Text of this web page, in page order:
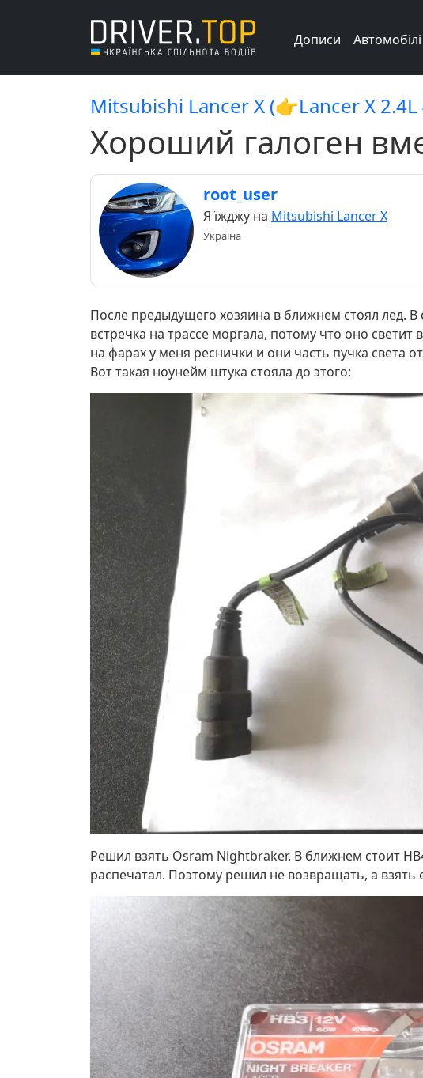
Дописи Автомобілі
Mitsubishi Lancer X (👉Lancer X 2.4L
Хороший галоген
root_user
Я їжджу на Mitsubishi Lancer X
Україна
После предыдущего хозяина в ближнем стоял лед.
встречка на трассе моргала, потому что оно
на фарах у меня реснички и они часть пучка света
Вот такая ноунейм штука стояла до этого:
Решил взять Osram Nightbraker. В ближнем стоит
распечатал. Поэтому решил не возвращать, а